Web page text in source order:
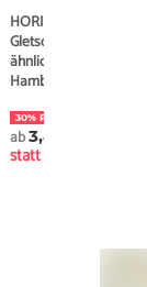
HORI MDF-Kern
Gletscherweiß
ähnlich RAL 9016
Hamburger Profil
30% Rabatt
ab3,49 €
statt